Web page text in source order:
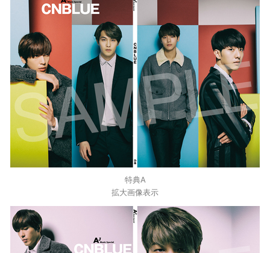
特典A
拡大画像表示